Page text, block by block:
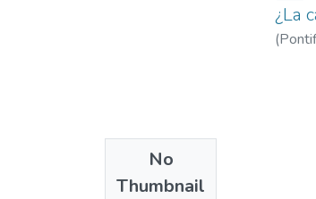
No
Thumbnail
¿La
(